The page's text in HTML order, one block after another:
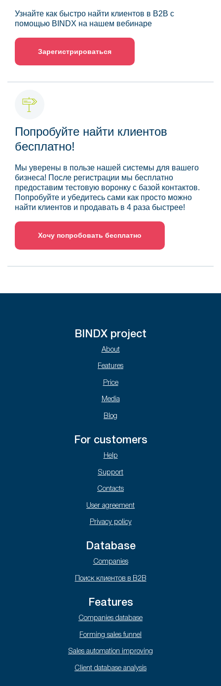
Узнайте как быстро найти клиентов в B2B с
помощью BINDX на нашем вебинаре
Зарегистрироваться
Попробуйте найти клиентов
бесплатно!
Мы уверены в пользе нашей системы для вашего
бизнеса! После регистрации мы бесплатно
предоставим тестовую воронку с базой контактов.
Попробуйте и убедитесь сами как просто можно
найти клиентов и продавать в 4 раза быстрее!
Хочу попробовать бесплатно
BINDX project
About
Features
Price
Media
Blog
For customers
Help
Support
Contacts
User agreement
Privacy policy
Database
Companies
Поиск клиентов в B2B
Features
Companies database
Forming sales funnel
Sales automation improving
Client database analysis